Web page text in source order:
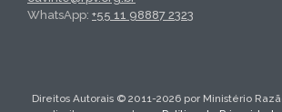
WhatsApp: +55 11 98887 2323
Direitos Autorais © 2011-2026 por Ministério